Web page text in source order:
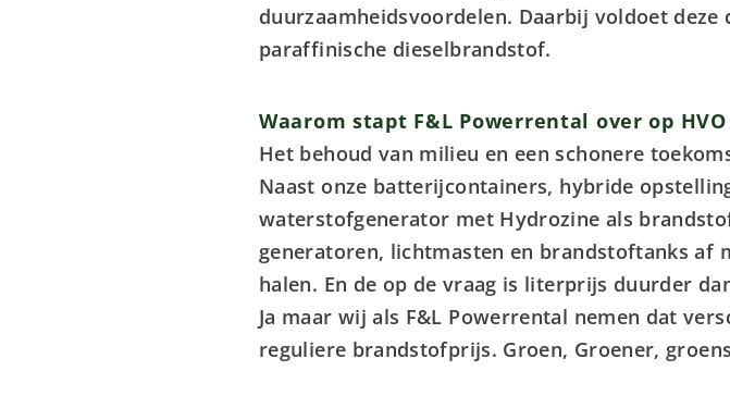
duurzaamheidsvoordelen. Daarbij voldoet
paraffinische dieselbrandstof.
Waarom stapt F&L Powerrental over op HVO
Het behoud van milieu en een schonere
Naast onze batterijcontainers, hybride
waterstofgenerator met Hydrozine als
generatoren, lichtmasten en brandstoftanks af
halen. En de op de vraag is literprijs duurder
Ja maar wij als F&L Powerrental nemen dat
reguliere brandstofprijs. Groen, Groener,